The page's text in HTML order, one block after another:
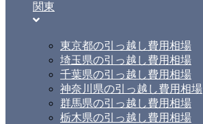
関東
東京都の引っ越し費用相場
埼玉県の引っ越し費用相場
千葉県の引っ越し費用相場
神奈川県の引っ越し費用相場
群馬県の引っ越し費用相場
栃木県の引っ越し費用相場